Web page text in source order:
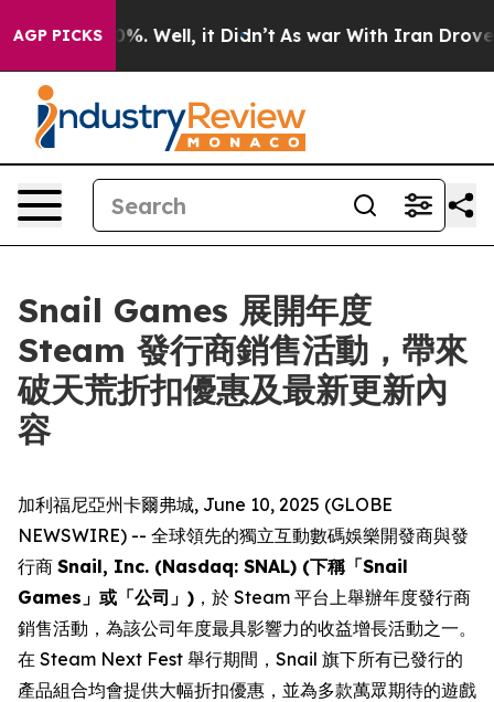
AGP PICKS
40%. Well, it Didn’t As war With Iran Drove oil
Snail Games 展開年度
Steam 發行商銷售活動，帶來
破天荒折扣優惠及最新更新內
容
加利福尼亞州卡爾弗城, June 10, 2025 (GLOBE
NEWSWIRE) -- 全球領先的獨立互動數碼娛樂開發商與發
行商 Snail, Inc. (Nasdaq: SNAL) (下稱「Snail
Games」或「公司」) ，於 Steam 平台上舉辦年度發行商
銷售活動，為該公司年度最具影響力的收益增長活動之一。
在 Steam Next Fest 舉行期間，Snail 旗下所有已發行的
產品組合均會提供大幅折扣優惠，並為多款萬眾期待的遊戲